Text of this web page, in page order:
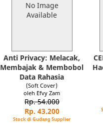
No Image
Available
Anti Privacy: Melacak,
Membajak & Membobol
Data Rahasia
(Soft Cover)
oleh Efvy Zam
Rp. 54.000
Rp. 43.200
Stock di Gudang Supplier